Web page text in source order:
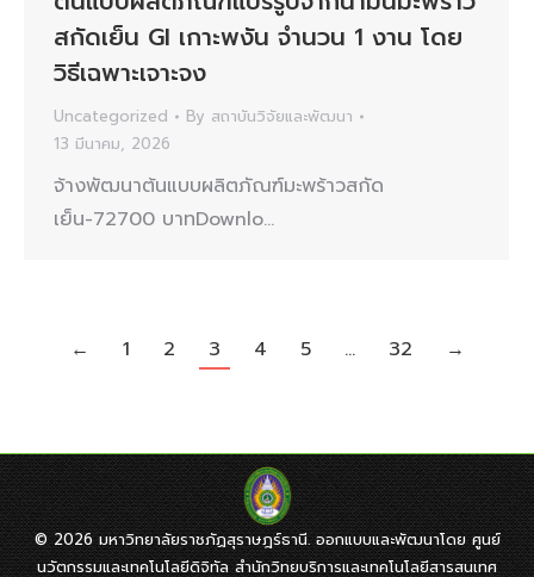
สกัดเย็น GI เกาะพงัน จำนวน 1 งาน โดย
วิธีเฉพาะเจาะจง
Uncategorized By สถาบันวิจัยและพัฒนา
13 มีนาคม, 2026
จ้างพัฒนาต้นแบบผลิตภัณฑ์มะพร้าวสกัด
เย็น-72700 บาทDownlo…
← 1 2 3 4 5 … 32 →
© 2026 มหาวิทยาลัยราชภัฏสุราษฎร์ธานี. ออกแบบและพัฒนาโดย ศูนย์
นวัตกรรมและเทคโนโลยีดิจิทัล สำนักวิทยบริการและเทคโนโลยีสารสนเทศ